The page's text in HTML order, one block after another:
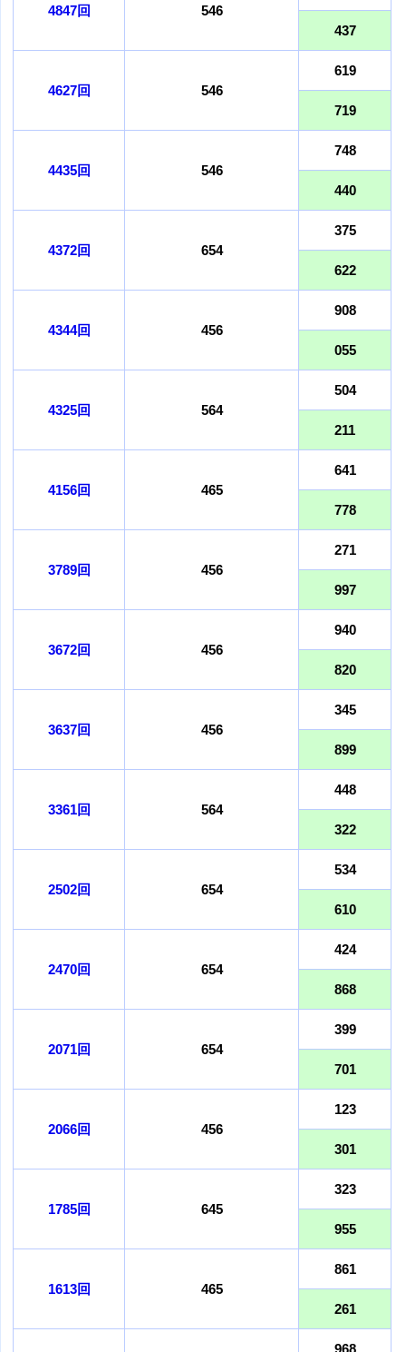
4847回 546
437
4627回 546
619
719
4435回 546
748
440
4372回 654
375
622
4344回 456
908
055
4325回 564
504
211
4156回 465
641
778
3789回 456
271
997
3672回 456
940
820
3637回 456
345
899
3361回 564
448
322
2502回 654
534
610
2470回 654
424
868
2071回 654
399
701
2066回 456
123
301
1785回 645
323
955
1613回 465
861
261